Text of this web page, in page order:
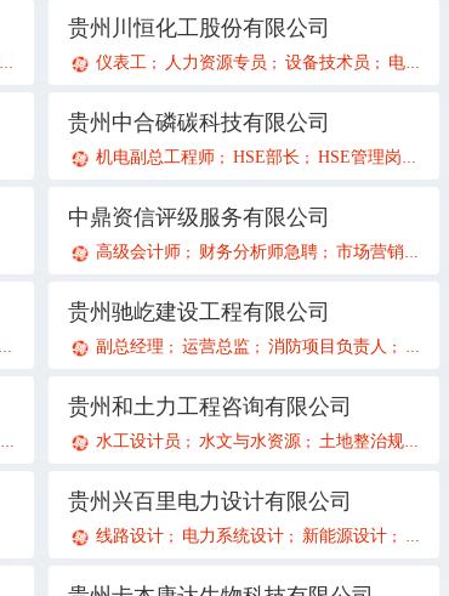
市场经营部主管 ； 资料员； 一级建造师（市政专业）
贵州川恒化工股份有限公司
仪表工 ； 人力资源专员 ； 设备技术员 ； 电工
贵州中合磷碳科技有限公司
机电副总工程师 ； HSE部长 ； HSE管理岗； 化
中鼎资信评级服务有限公司
高级会计师 ； 财务分析师急聘 ； 市场营销策划经理急聘
财务审计助理； 注册会计师；
贵州驰屹建设工程有限公司
副总经理 ； 运营总监 ； 消防项目负责人 ； 招投
教务专员 ； 人力资源专员； 项目助理； 新媒体运营； 教务专
贵州和土力工程咨询有限公司
水工设计员 ； 水文与水资源 ； 土地整治规划设计
贵州兴百里电力设计有限公司
线路设计 ； 电力系统设计 ； 新能源设计 ； 配电